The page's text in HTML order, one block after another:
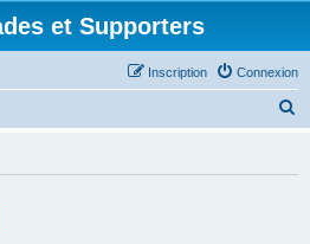
et Supporters
Connexion
Inscription